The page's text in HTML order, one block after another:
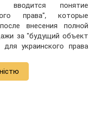
вводится понятие
права", которые
внесения полной
за "будущий объект
украинского права